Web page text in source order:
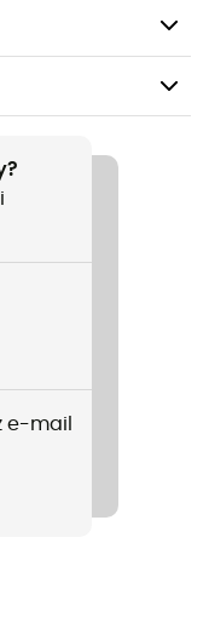
/ Alpinizm
e-mail